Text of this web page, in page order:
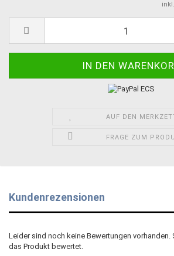
AUF DEN
FRAGE ZUM
Kundenrezensionen
Leider sind noch keine Bewertungen vorhanden.
das Produkt bewertet.